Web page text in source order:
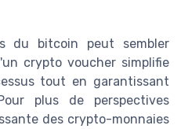
du bitcoin peut sembler
crypto voucher simplifie
tout en garantissant
plus de perspectives
des crypto-monnaies